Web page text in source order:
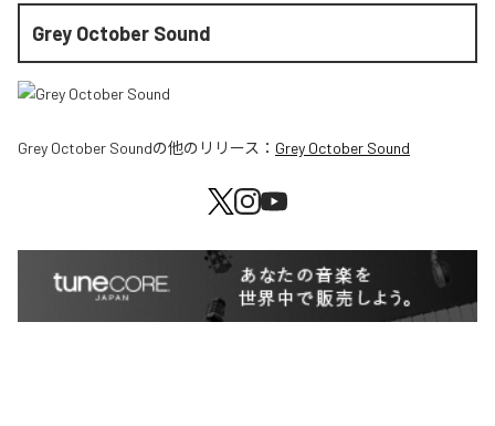
Grey October Sound
Grey October Soundの他のリリース： Grey October Sound